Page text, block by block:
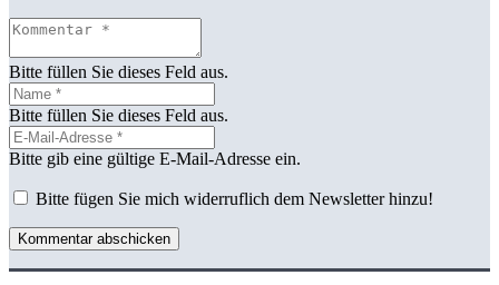
Bitte füllen Sie dieses Feld aus.
Bitte füllen Sie dieses Feld aus.
Bitte gib eine gültige E-Mail-Adresse ein.
Bitte fügen Sie mich widerruflich dem Newsletter hinzu!
Kommentar abschicken